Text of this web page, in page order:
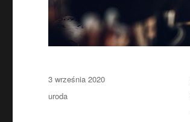
Data
publikacji
3 września 2020
Kategorie
uroda